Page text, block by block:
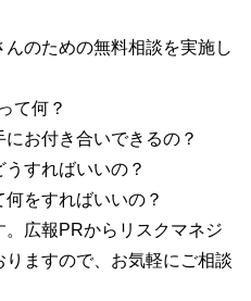
のための無料相談を実施し
て何？
にお付き合いできるの？
うすればいいの？
何をすればいいの？
広報PRからリスクマネジ
ますので、お気軽にご相談